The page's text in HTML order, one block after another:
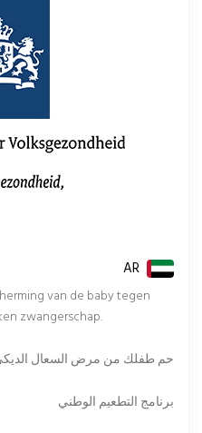
AR
van de baby tegen
zwangerschap.
حم طفلك من مرض السعال الديكي.
برنامج التطعيم الوطني